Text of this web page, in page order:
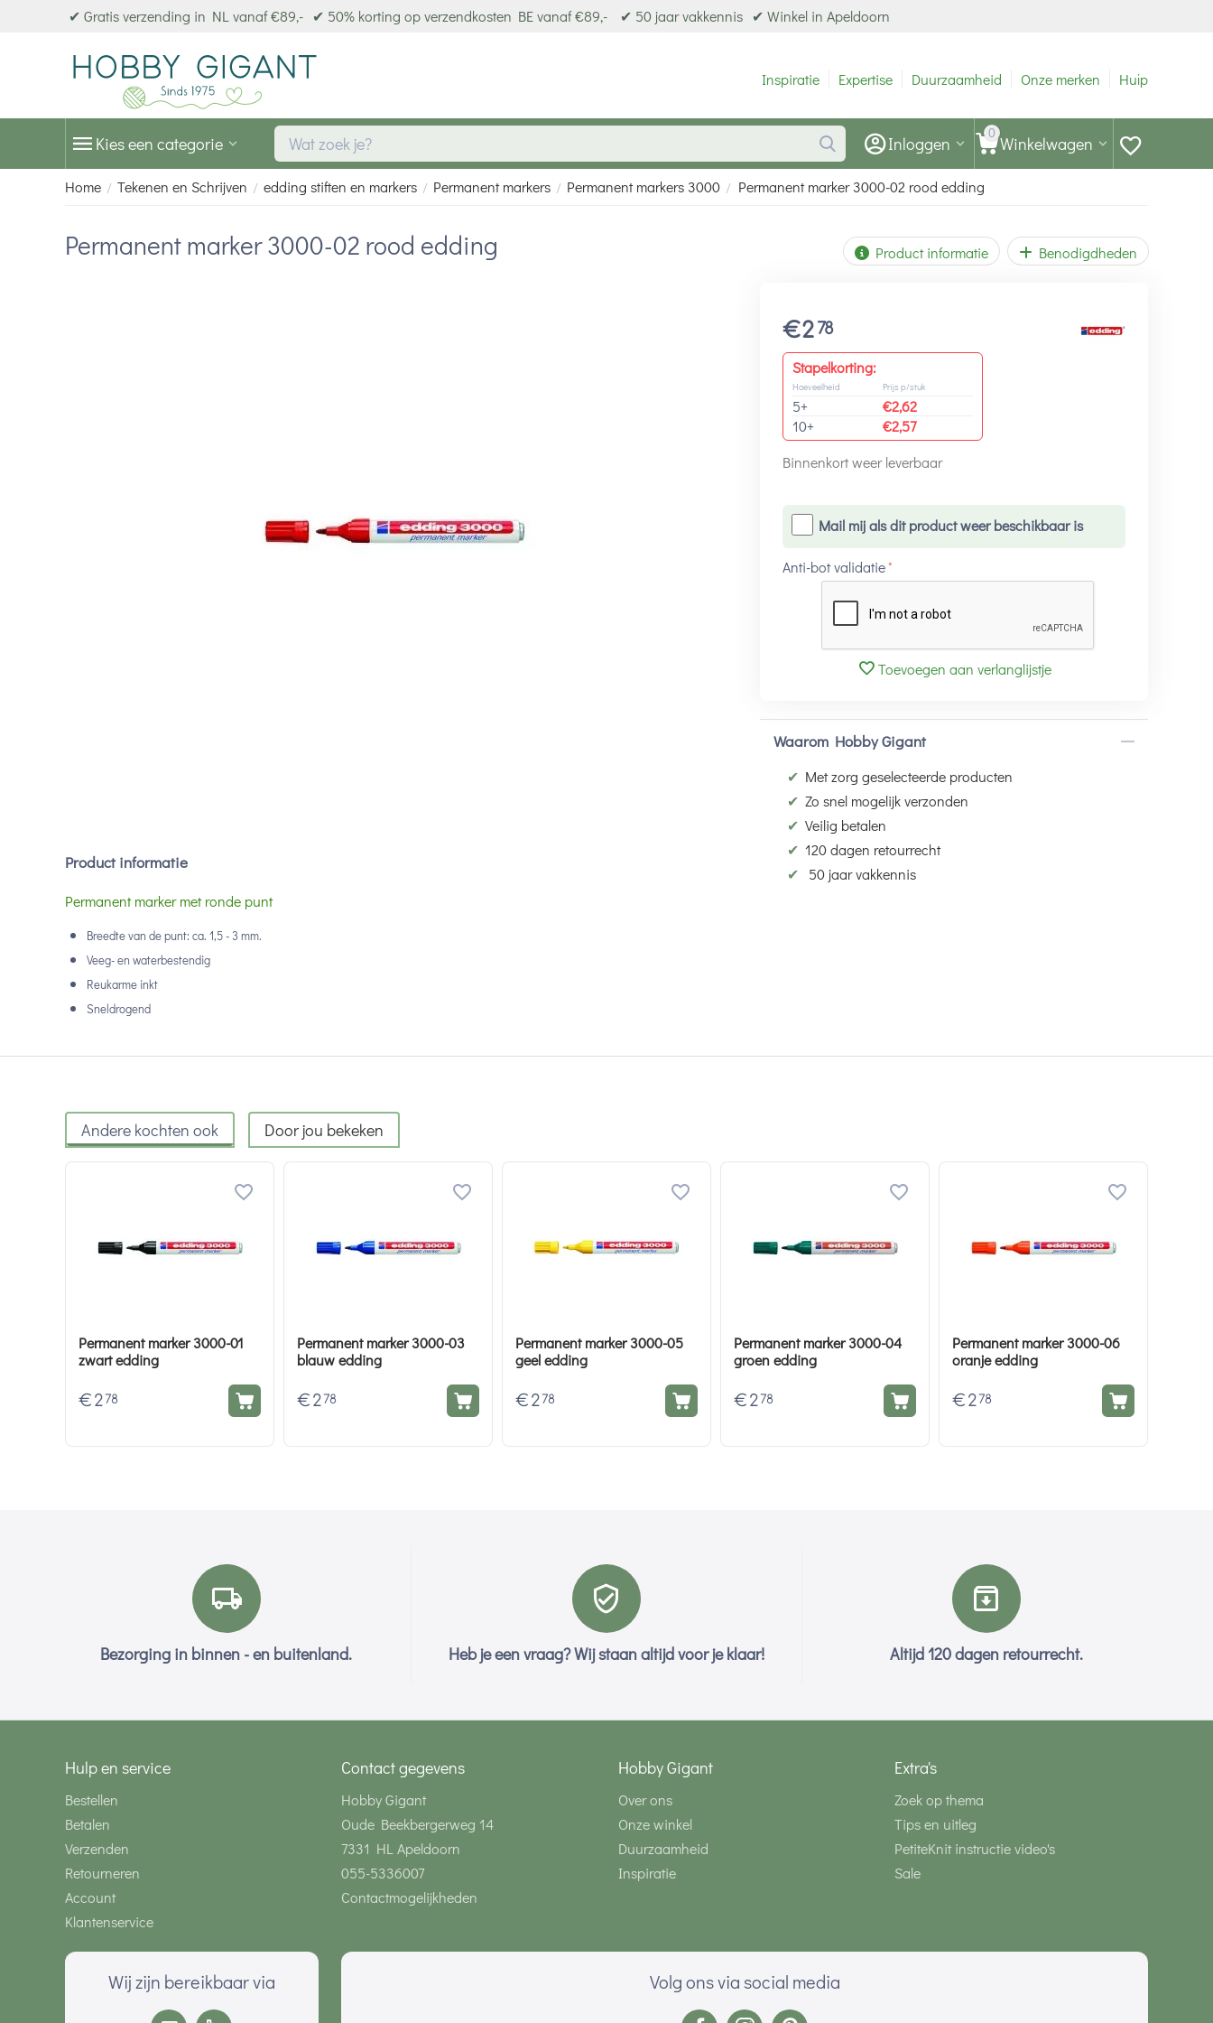
✔ Gratis verzending in NL vanaf €89,- ✔ 50% korting op verzendkosten BE vanaf €89,- ✔ 50 jaar vakkennis ✔ Winkel in Apeldoorn
Inspiratie Expertise Duurzaamheid Onze merken Hulp
Kies een categorie 0 Winkelwagen
Inloggen
Home / Tekenen en Schrijven / edding stiften en markers / Permanent markers / Permanent markers 3000 / Permanent marker 3000-02 rood edding
Permanent marker 3000-02 rood edding Product informatie Benodigdheden
€2 78
Stapelkorting:
Hoeveelheid
5+
10+
Prijs p/stuk
€2,62
€2,57
Binnenkort weer leverbaar
Mail mij als dit product weer beschikbaar is
Anti-bot validatie
Toevoegen aan verlanglijstje
Waarom Hobby Gigant
✔ Met zorg geselecteerde producten
✔ Zo snel mogelijk verzonden
✔ Veilig betalen
✔ 120 dagen retourrecht
✔
50 jaar vakkennis
Product informatie
Permanent marker met ronde punt
Breedte van de punt: ca. 1,5 - 3 mm.
Veeg- en waterbestendig
Reukarme inkt
Sneldrogend
Andere kochten ook Door jou bekeken
Permanent marker 3000-01
zwart edding
€ 2 78
Permanent marker 3000-03
blauw edding
€ 2 78
Permanent marker 3000-05
geel edding
€ 2 78
Permanent marker 3000-04
groen edding
€ 2 78
Permanent marker 3000-06
oranje edding
€ 2 78
Bezorging in binnen - en buitenland. Heb je een vraag? Wij staan altijd voor je klaar! Altijd 120 dagen retourrecht.
Hulp en service
Bestellen
Betalen
Verzenden
Retourneren
Account
Klantenservice
Contact gegevens
Hobby Gigant
Oude Beekbergerweg 14
7331 HL Apeldoorn
055-5336007
Contactmogelijkheden
Hobby Gigant
Over ons
Onze winkel
Duurzaamheid
Inspiratie
Extra's
Zoek op thema
Tips en uitleg
PetiteKnit instructie video's
Sale
Wij zijn bereikbaar via Volg ons via social media